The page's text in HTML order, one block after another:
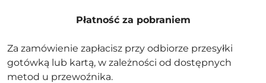
Płatność za pobraniem
Za zamówienie zapłacisz przy odbiorze przesyłki
gotówką lub kartą, w zależności od dostępnych
metod u przewoźnika.